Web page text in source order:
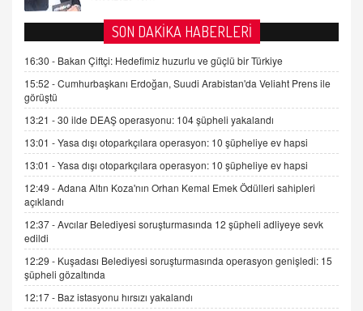
İNCİ GÜL AKÖL
Trump Keşke Adana'yı da Ziyaret Etse...
06.07.2026 13:00
ADEM AKÖL
Esed Destekçilerinin Yüzüne Vurulan Şamar:
Sednaya
11.12.2024 12:30
DR. EKREM ASLAN
Cümlesinin Peşinden
GÖNÜL MENEKŞE
Şifacının Yolu
04.11.2025 12:56
SON DAKİKA HABERLERİ
16:30 - Bakan Çiftçi: Hedefimiz huzurlu ve güçlü bir Türkiye
15:52 -Cumhurbaşkanı Erdoğan, Suudi Arabistan'da Veliaht Prens ile
görüştü
13:21 -30 ilde DEAŞ operasyonu: 104 şüpheli yakalandı
13:01 -Yasa dışı otoparkçılara operasyon: 10 şüpheliye ev hapsi
13:01 -Yasa dışı otoparkçılara operasyon: 10 şüpheliye ev hapsi
12:49 -Adana Altın Koza'nın Orhan Kemal Emek Ödülleri sahipleri
açıklandı
12:37 -Avcılar Belediyesi soruşturmasında 12 şüpheli adliyeye sevk
edildi
12:29 - Kuşadası Belediyesi soruşturmasında operasyon genişledi: 15
şüpheli gözaltında
12:17 - Baz istasyonu hırsızı yakalandı